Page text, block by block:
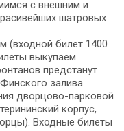
с внешним и
шатровых
(входной билет 1400
выкупаем
предстанут
залива.
дворцово-парковой
корпус,
Входные билеты